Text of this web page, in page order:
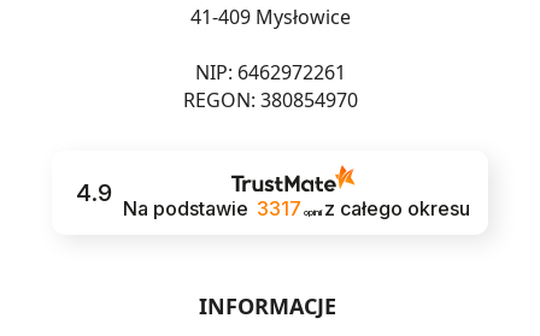
41-409 Mysłowice
NIP: 6462972261
REGON: 380854970
4.9
Na podstawie 3317 opinii z całego okresu
INFORMACJE